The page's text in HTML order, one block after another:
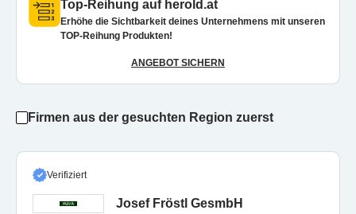
Top-Reihung auf herold.at
Erhöhe die Sichtbarkeit deines Unternehmens mit unseren
TOP-Reihung Produkten!
ANGEBOT SICHERN
Firmen aus der gesuchten Region zuerst
Verifiziert
Josef Fröstl GesmbH